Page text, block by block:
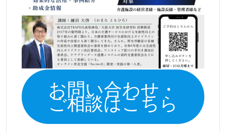
お問い合わせ・
ご相談はこちら